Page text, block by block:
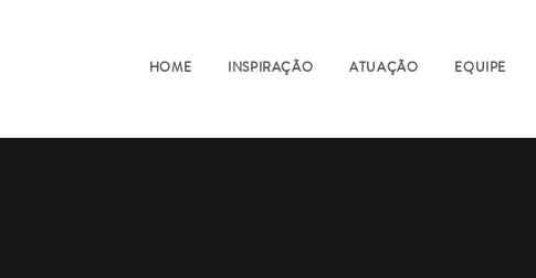
HOME INSPIRAÇÃO ATUAÇÃO EQUIPE